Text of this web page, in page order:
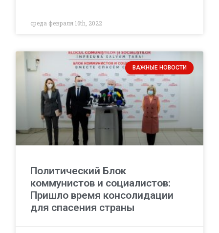
среда февраля 16th, 2022
ВАЖНЫЕ НОВОСТИ
Политический Блок
коммунистов и социалистов:
Пришло время консолидации
для спасения страны